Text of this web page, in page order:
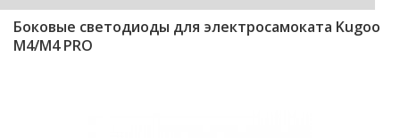
Боковые светодиоды для электросамоката Kugoo
M4/M4 PRO